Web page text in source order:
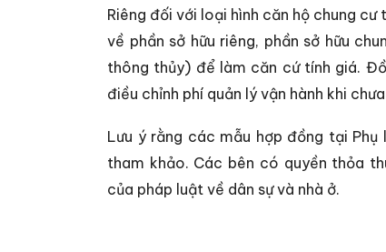
Riêng đối với loại hình căn hộ chung
về phần sở hữu riêng, phần sở hữu
thông thủy) để làm căn cứ tính giá.
điều chỉnh phí quản lý vận hành khi
Lưu ý rằng các mẫu hợp đồng tại
tham khảo. Các bên có quyền thỏa
của pháp luật về dân sự và nhà ở.